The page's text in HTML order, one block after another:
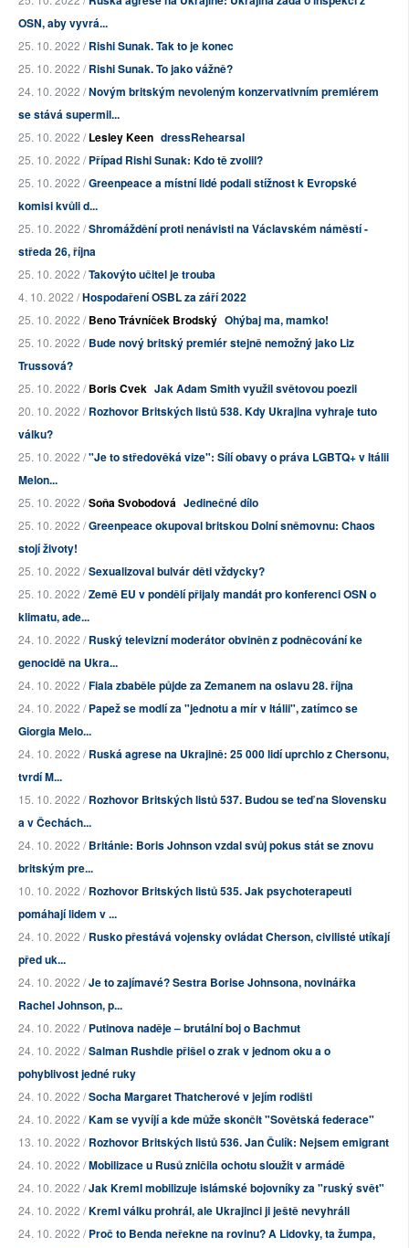
OSN, aby vyvrá...
25. 10. 2022 /Rishi Sunak. Tak to je konec
25. 10. 2022 /Rishi Sunak. To jako vážně?
24. 10. 2022 /Novým britským nevoleným konzervativním premiérem
se stává supermil...
25. 10. 2022 /Lesley Keen dressRehearsal
25. 10. 2022 /Případ Rishi Sunak: Kdo tě zvolil?
25. 10. 2022 /Greenpeace a místní lidé podali stížnost k Evropské
komisi kvůli d...
25. 10. 2022 /Shromáždění proti nenávisti na Václavském náměstí -
středa 26, října
25. 10. 2022 /Takovýto učitel je trouba
4. 10. 2022 /Hospodaření OSBL za září 2022
25. 10. 2022 /Beno Trávníček Brodský Ohýbaj ma, mamko!
25. 10. 2022 /Bude nový britský premiér stejně nemožný jako Liz
Trussová?
25. 10. 2022 /Boris Cvek Jak Adam Smith využil světovou poezii
20. 10. 2022 /Rozhovor Britských listů 538. Kdy Ukrajina vyhraje tuto
válku?
25. 10. 2022 /"Je to středověká vize": Sílí obavy o práva LGBTQ+ v Itálii
Melon...
25. 10. 2022 /Soňa Svobodová Jedinečné dílo
25. 10. 2022 /Greenpeace okupoval britskou Dolní sněmovnu: Chaos
stojí životy!
25. 10. 2022 /Sexualizoval bulvár děti vždycky?
25. 10. 2022 /Země EU v pondělí přijaly mandát pro konferenci OSN o
klimatu, ade...
24. 10. 2022 /Ruský televizní moderátor obviněn z podněcování ke
genocidě na Ukra...
24. 10. 2022 /Fiala zbaběle půjde za Zemanem na oslavu 28. října
24. 10. 2022 /Papež se modlí za "jednotu a mír v Itálii", zatímco se
Giorgia Melo...
24. 10. 2022 /Ruská agrese na Ukrajině: 25 000 lidí uprchlo z Chersonu,
tvrdí M...
15. 10. 2022 /Rozhovor Britských listů 537. Budou se teď na Slovensku
a v Čechách...
24. 10. 2022 /Británie: Boris Johnson vzdal svůj pokus stát se znovu
britským pre...
10. 10. 2022 /Rozhovor Britských listů 535. Jak psychoterapeuti
pomáhají lidem v ...
24. 10. 2022 /Rusko přestává vojensky ovládat Cherson, civilisté utíkají
před uk...
24. 10. 2022 /Je to zajímavé? Sestra Borise Johnsona, novinářka
Rachel Johnson, p...
24. 10. 2022 /Putinova naděje – brutální boj o Bachmut
24. 10. 2022 /Salman Rushdie přišel o zrak v jednom oku a o
pohyblivost jedné ruky
24. 10. 2022 /Socha Margaret Thatcherové v jejím rodišti
24. 10. 2022 /Kam se vyvíjí a kde může skončit "Sovětská federace"
13. 10. 2022 /Rozhovor Britských listů 536. Jan Čulík: Nejsem emigrant
24. 10. 2022 /Mobilizace u Rusů zničila ochotu sloužit v armádě
24. 10. 2022 /Jak Kreml mobilizuje islámské bojovníky za "ruský svět"
24. 10. 2022 /Kreml válku prohrál, ale Ukrajinci ji ještě nevyhráli
24. 10. 2022 /Proč to Benda neřekne na rovinu? A Lidovky, ta žumpa,